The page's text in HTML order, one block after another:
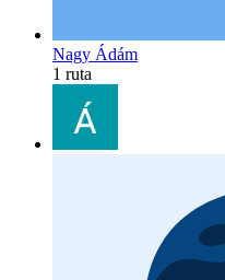
Nagy Ádám
1 ruta